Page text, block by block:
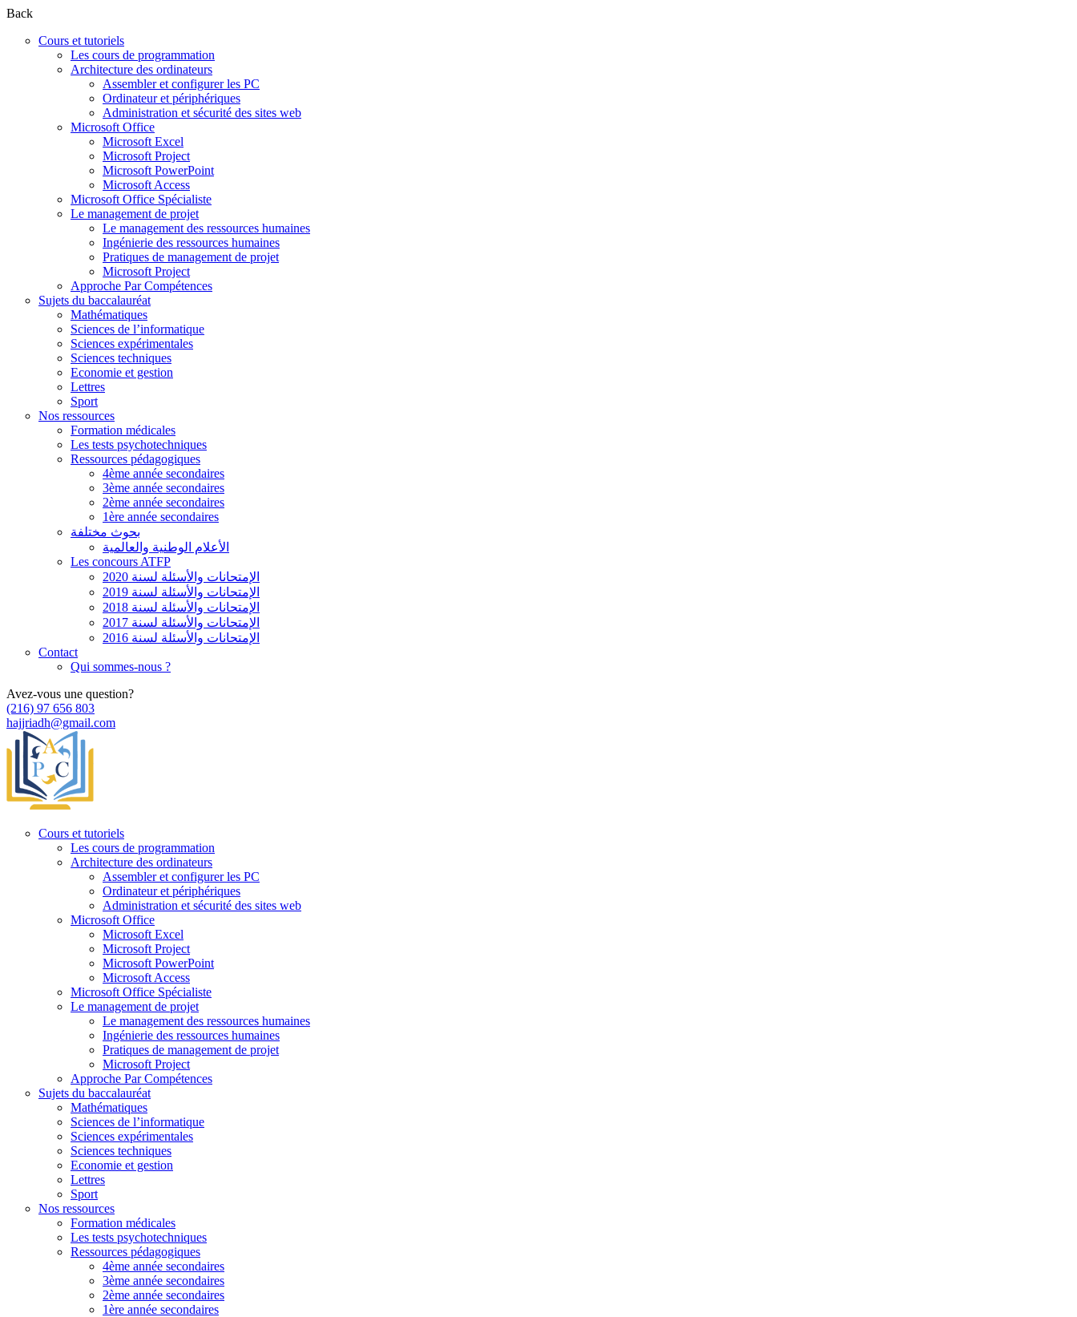
Back
Cours et tutoriels
Les cours de programmation
Architecture des ordinateurs
Assembler et configurer les PC
Ordinateur et périphériques
Administration et sécurité des sites web
Microsoft Office
Microsoft Excel
Microsoft Project
Microsoft PowerPoint
Microsoft Access
Microsoft Office Spécialiste
Le management de projet
Le management des ressources humaines
Ingénierie des ressources humaines
Pratiques de management de projet
Microsoft Project
Approche Par Compétences
Sujets du baccalauréat
Mathématiques
Sciences de l’informatique
Sciences expérimentales
Sciences techniques
Economie et gestion
Lettres
Sport
Nos ressources
Formation médicales
Les tests psychotechniques
Ressources pédagogiques
4ème année secondaires
3ème année secondaires
2ème année secondaires
1ère année secondaires
بحوث مختلفة
الأعلام الوطنية والعالمية
Les concours ATFP
الإمتحانات والأسئلة لسنة 2020
الإمتحانات والأسئلة لسنة 2019
الإمتحانات والأسئلة لسنة 2018
الإمتحانات والأسئلة لسنة 2017
الإمتحانات والأسئلة لسنة 2016
Contact
Qui sommes-nous ?
Avez-vous une question?
(216) 97 656 803
hajjriadh@gmail.com
Cours et tutoriels
Les cours de programmation
Architecture des ordinateurs
Assembler et configurer les PC
Ordinateur et périphériques
Administration et sécurité des sites web
Microsoft Office
Microsoft Excel
Microsoft Project
Microsoft PowerPoint
Microsoft Access
Microsoft Office Spécialiste
Le management de projet
Le management des ressources humaines
Ingénierie des ressources humaines
Pratiques de management de projet
Microsoft Project
Approche Par Compétences
Sujets du baccalauréat
Mathématiques
Sciences de l’informatique
Sciences expérimentales
Sciences techniques
Economie et gestion
Lettres
Sport
Nos ressources
Formation médicales
Les tests psychotechniques
Ressources pédagogiques
4ème année secondaires
3ème année secondaires
2ème année secondaires
1ère année secondaires